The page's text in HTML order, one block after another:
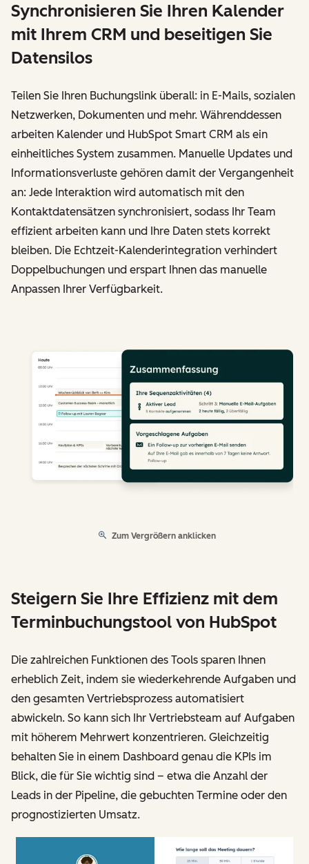
Synchronisieren Sie Ihren Kalender
mit Ihrem CRM und beseitigen Sie
Datensilos
Teilen Sie Ihren Buchungslink überall: in E-Mails, sozialen
Netzwerken, Dokumenten und mehr. Währenddessen
arbeiten Kalender und HubSpot Smart CRM als ein
einheitliches System zusammen. Manuelle Updates und
Informationsverluste gehören damit der Vergangenheit
an: Jede Interaktion wird automatisch mit den
Kontaktdatensätzen synchronisiert, sodass Ihr Team
effizient arbeiten kann und Ihre Daten stets korrekt
bleiben. Die Echtzeit-Kalenderintegration verhindert
Doppelbuchungen und erspart Ihnen das manuelle
Anpassen Ihrer Verfügbarkeit.
Zum Vergrößern anklicken
Steigern Sie Ihre Effizienz mit dem
Terminbuchungstool von HubSpot
Die zahlreichen Funktionen des Tools sparen Ihnen
erheblich Zeit, indem sie wiederkehrende Aufgaben und
den gesamten Vertriebsprozess automatisiert
abwickeln. So kann sich Ihr Vertriebsteam auf Aufgaben
mit höherem Mehrwert konzentrieren. Gleichzeitig
behalten Sie in einem Dashboard genau die KPIs im
Blick, die für Sie wichtig sind – etwa die Anzahl der
Leads in der Pipeline, die gebuchten Termine oder den
prognostizierten Umsatz.